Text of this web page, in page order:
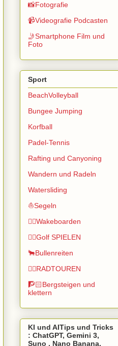
📸Fotografie
📹Videografie Podcasten
🤳Smartphone Film und
Foto
Sport
BeachVolleyball
Bungee Jumping
Korfball
Padel-Tennis
Rafting und Canyoning
Wandern und Radeln
Watersliding
⛵Segeln
🏄🏽Wakeboarden
🏌️‍♂️Golf SPIELEN
🐂Bullenreiten
🚴‍♂️RADTOUREN
🧗🏻Bergsteigen und
klettern
KI und AITips und Tricks
: ChatGPT, Gemini 3,
Suno , Nano Banana,